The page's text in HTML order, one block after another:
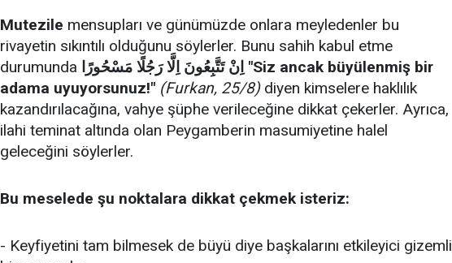
Mutezile mensupları ve günümüzde onlara meyledenler bu
rivayetin sıkıntılı olduğunu söylerler. Bunu sahih kabul etme
durumunda
اِنْ تَتَّبِعُونَ اِلَّا رَجُلًا مَسْحُورًا "Siz ancak büyülenmiş bir
adama uyuyorsunuz!" (Furkan, 25/8)diyen kimselere haklılık
kazandırılacağına, vahye şüphe verileceğine dikkat çekerler. Ayrıca,
ilahi teminat altında olan Peygamberin masumiyetine halel
geleceğini söylerler.
Bu meselede şu noktalara dikkat çekmek isteriz:
- Keyfiyetini tam bilmesek de büyü diye başkalarını etkileyici gizemli